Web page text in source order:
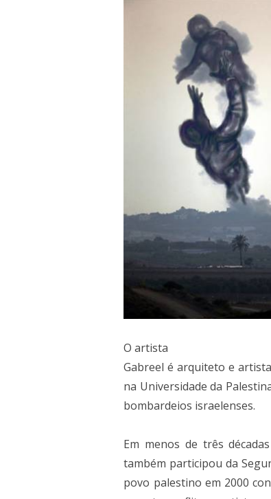
O artista
Gabreel é arquiteto e
na Universidade da
bombardeios israelenses.
Em menos de três
também participou da
povo palestino em 2000